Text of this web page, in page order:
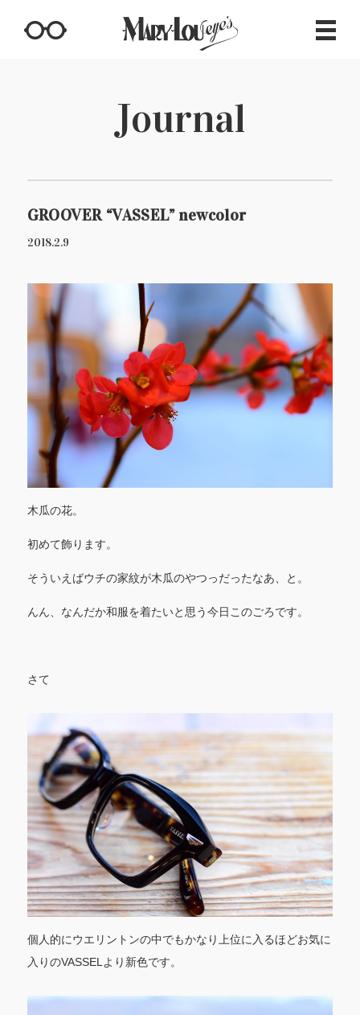
Journal
GROOVER “VASSEL” newcolor
2018.2.9
木瓜の花。
初めて飾ります。
そういえばウチの家紋が木瓜のやつっだったなあ、と。
んん、なんだか和服を着たいと思う今日このごろです。
さて
個人的にウエリントンの中でもかなり上位に入るほどお気に
入りのVASSELより新色です。